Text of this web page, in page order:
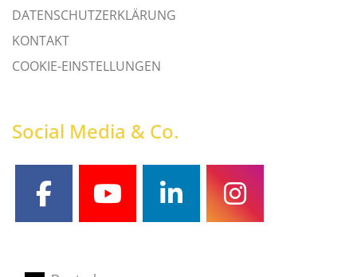
DATENSCHUTZERKLÄRUNG
KONTAKT
COOKIE-EINSTELLUNGEN
Social Media & Co.
facebookyoutubelinkedininstagram